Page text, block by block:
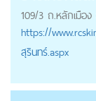
109/3 ถ.หลักเมือ
https://
สุรินทร์.aspx